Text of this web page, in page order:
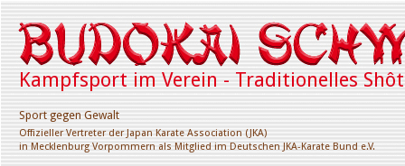
Kampfsport im Verein - Traditionelles
Sport gegen Gewalt
Offizieller Vertreter der Japan Karate Association (JKA)
in Mecklenburg Vorpommern als Mitglied im Deutschen JKA-Karate Bund e.V.